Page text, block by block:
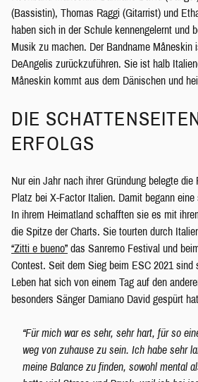
(Bassistin), Thomas Raggi (Gitarrist) und
haben sich in der Schule kennengelernt und
Musik zu machen. Der Bandname Måneskin
DeAngelis zurückzuführen. Sie ist halb
Måneskin kommt aus dem Dänischen und
DIE
ERFOLGS
Nur ein Jahr nach ihrer Gründung belegte die
Platz bei X-Factor Italien. Damit begann
In ihrem Heimatland schafften sie es mit
die Spitze der Charts. Sie tourten durch
“Zitti e bueno” das Sanremo Festival und
Contest. Seit dem Sieg beim ESC 2021 sind
Leben hat sich von einem Tag auf den
besonders Sänger Damiano David gespürt
“Für mich war es sehr, sehr hart, für so
weg von zuhause zu sein. Ich habe sehr
meine Balance zu finden, sowohl mental